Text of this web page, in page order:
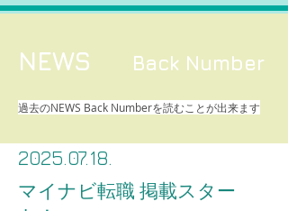
2025.07.18.
​マイナビ転職 掲載スター
NEWS Back Number
過去のNEWS Back Numberを読むことが出来ます